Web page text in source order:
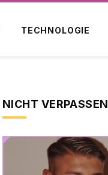
TECHNOLOGIE
NICHT VERPASSEN